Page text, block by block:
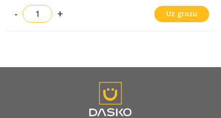
- + Uz grozu